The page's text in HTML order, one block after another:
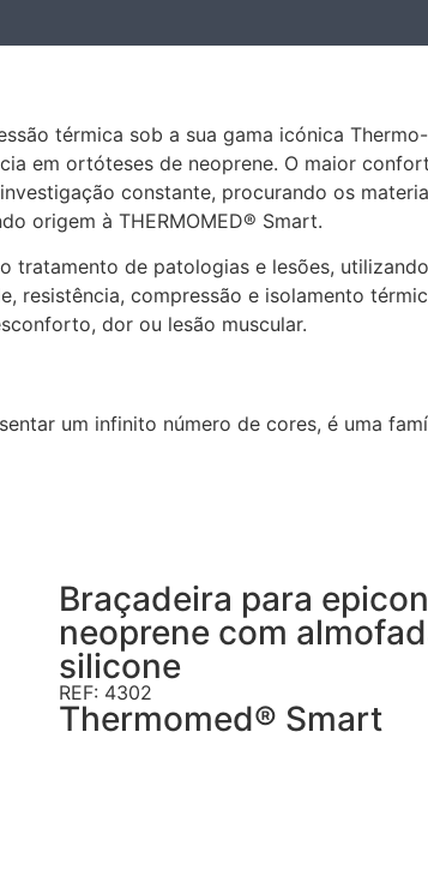
térmica sob a sua gama icónica
em ortóteses de neoprene. O maior
constante, procurando os
origem à THERMOMED® Smart.
tratamento de patologias e lesões,
resistência, compressão e isolamento
dor ou lesão muscular.
um infinito número de cores, é uma
Braçadeira para
neoprene com
silicone
REF: 4302
Thermomed® Smart